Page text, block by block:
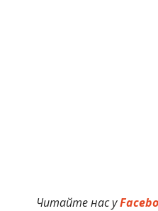
Читайте нас у